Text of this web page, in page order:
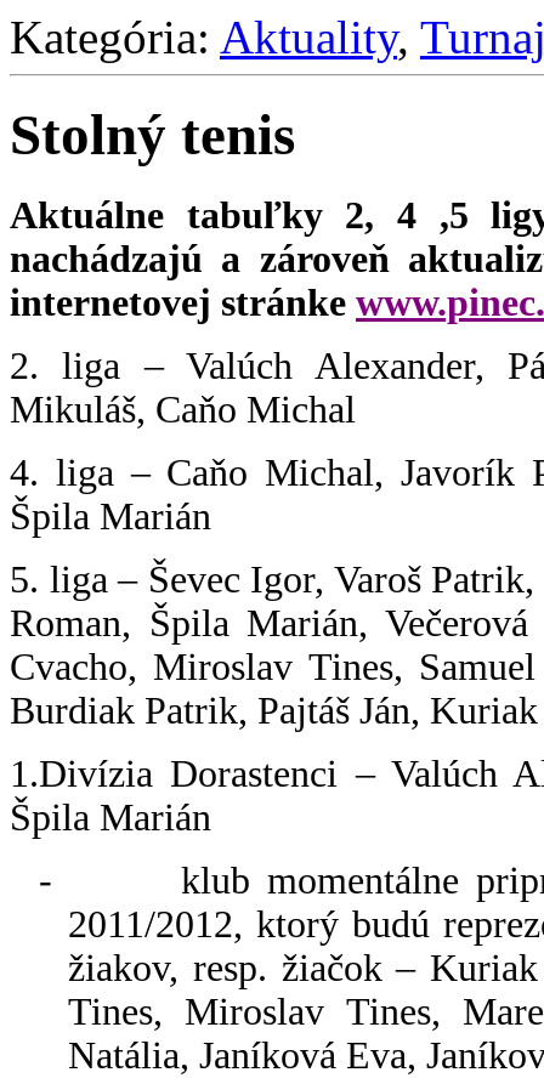
Kategória: Aktuality,
Stolný tenis
Aktuálne tabuľky 2, 4 ,5
nachádzajú a zároveň
internetovej stránke
2. liga – Valúch Alexander,
Mikuláš, Caňo Michal
4. liga – Caňo Michal, Javorík
Špila Marián
5. liga – Ševec Igor, Varoš
Roman, Špila Marián,
Cvacho, Miroslav Tines,
Burdiak Patrik, Pajtáš Ján,
1.Divízia Dorastenci – Valúch
Špila Marián
-
klub momentálne
2011/2012, ktorý budú
žiakov, resp. žiačok –
Tines, Miroslav Tines,
Natália, Janíková Eva,